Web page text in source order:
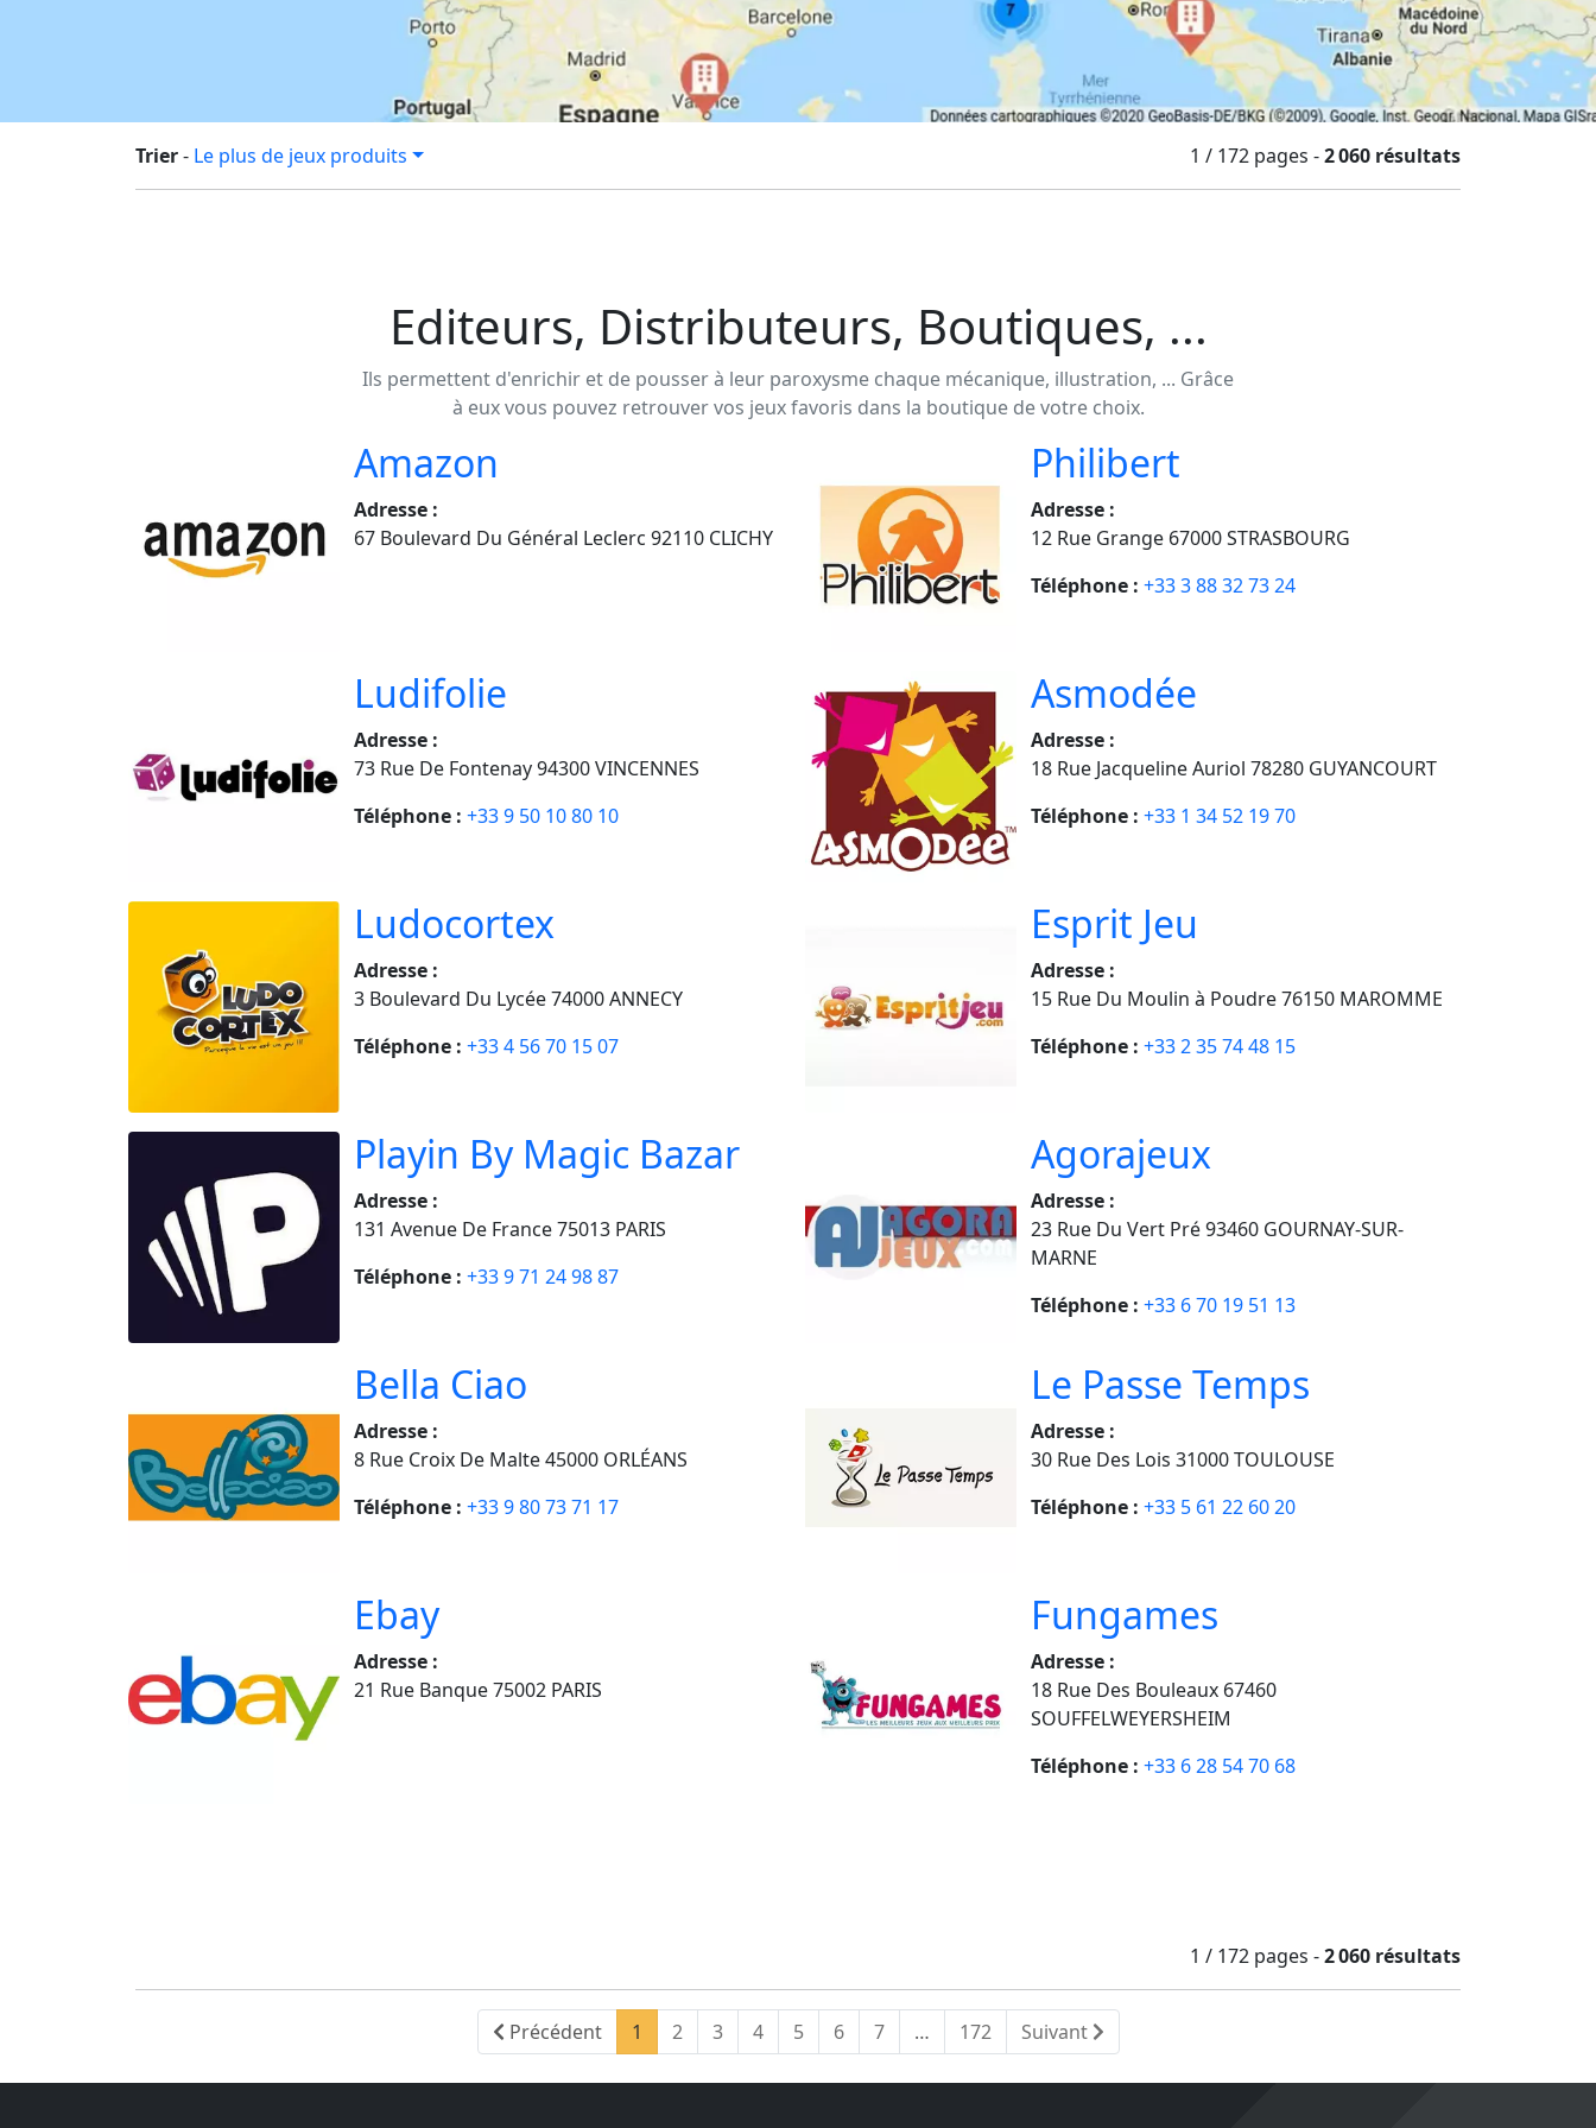
Trier- Le plus de jeux produits 1 / 172 pages -2 060 résultats
Editeurs, Distributeurs, Boutiques, ...
Ils permettent d'enrichir et de pousser à leur paroxysme chaque mécanique, illustration, ... Grâce
à eux vous pouvez retrouver vos jeux favoris dans la boutique de votre choix.
Amazon
Adresse :
67 Boulevard Du Général Leclerc 92110 CLICHY
Philibert
Adresse :
12 Rue Grange 67000 STRASBOURG
Téléphone : +33 3 88 32 73 24
Ludifolie
Adresse :
73 Rue De Fontenay 94300 VINCENNES
Téléphone : +33 9 50 10 80 10
Asmodée
Adresse :
18 Rue Jacqueline Auriol 78280 GUYANCOURT
Téléphone : +33 1 34 52 19 70
Ludocortex
Adresse :
3 Boulevard Du Lycée 74000 ANNECY
Téléphone : +33 4 56 70 15 07
Esprit Jeu
Adresse :
15 Rue Du Moulin à Poudre 76150 MAROMME
Téléphone : +33 2 35 74 48 15
Playin By Magic Bazar
Adresse :
131 Avenue De France 75013 PARIS
Téléphone : +33 9 71 24 98 87
Agorajeux
Adresse :
23 Rue Du Vert Pré 93460 GOURNAY-SUR-
MARNE
Téléphone : +33 6 70 19 51 13
Bella Ciao
Adresse :
8 Rue Croix De Malte 45000 ORLÉANS
Téléphone : +33 9 80 73 71 17
Le Passe Temps
Adresse :
30 Rue Des Lois 31000 TOULOUSE
Téléphone : +33 5 61 22 60 20
Ebay
Adresse :
21 Rue Banque 75002 PARIS
Fungames
Adresse :
18 Rue Des Bouleaux 67460
SOUFFELWEYERSHEIM
Téléphone : +33 6 28 54 70 68
1 / 172 pages -2 060 résultats
Précédent 1 (current)
2 3 4 5 6 7 … 172 Suivant